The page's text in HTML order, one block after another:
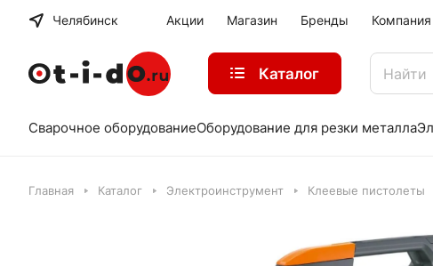
Челябинск Акции Магазин Бренды Компания
Каталог
Сварочное оборудованиеОборудование для резки металла
Главная Каталог Электроинструмент Клеевые пистолеты